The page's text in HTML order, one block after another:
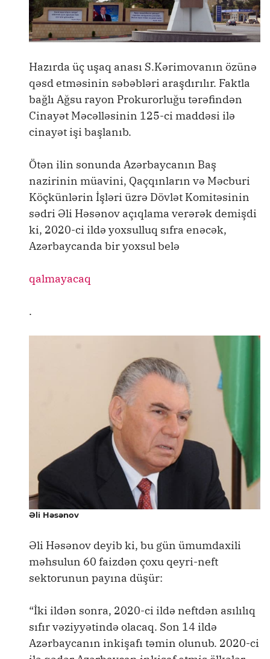
Hazırda üç uşaq anası S.Kərimovanın özünə
qəsd etməsinin səbəbləri araşdırılır. Faktla
bağlı Ağsu rayon Prokurorluğu tərəfindən
Cinayət Məcəlləsinin 125-ci maddəsi ilə
cinayət işi başlanıb.
Ötən ilin sonunda Azərbaycanın Baş
nazirinin müavini, Qaçqınların və Məcburi
Köçkünlərin İşləri üzrə Dövlət Komitəsinin
sədri Əli Həsənov açıqlama verərək demişdi
ki, 2020-ci ildə yoxsulluq sıfra enəcək,
Azərbaycanda bir yoxsul belə
qalmayacaq
.
Əli Həsənov
Əli Həsənov deyib ki, bu gün ümumdaxili
məhsulun 60 faizdən çoxu qeyri-neft
sektorunun payına düşür:
“İki ildən sonra, 2020-ci ildə neftdən asılılıq
sıfır vəziyyətində olacaq. Son 14 ildə
Azərbaycanın inkişafı təmin olunub. 2020-ci